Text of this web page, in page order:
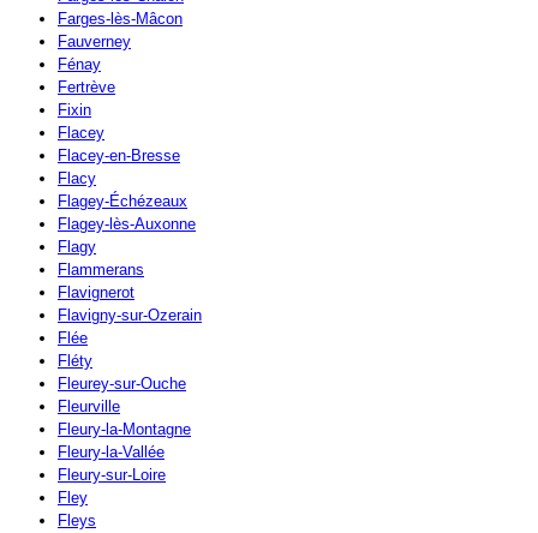
Farges-lès-Mâcon
Fauverney
Fénay
Fertrève
Fixin
Flacey
Flacey-en-Bresse
Flacy
Flagey-Échézeaux
Flagey-lès-Auxonne
Flagy
Flammerans
Flavignerot
Flavigny-sur-Ozerain
Flée
Fléty
Fleurey-sur-Ouche
Fleurville
Fleury-la-Montagne
Fleury-la-Vallée
Fleury-sur-Loire
Fley
Fleys